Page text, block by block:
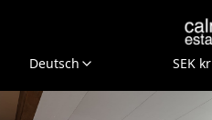
Deutsch SEK kr